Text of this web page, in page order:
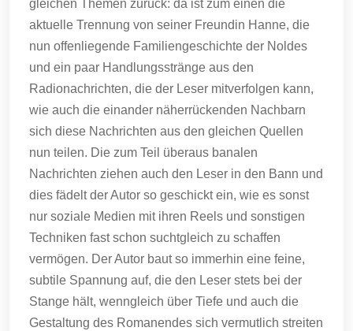
gleichen Themen zurück: da ist zum einen die
aktuelle Trennung von seiner Freundin Hanne, die
nun offenliegende Familiengeschichte der Noldes
und ein paar Handlungsstränge aus den
Radionachrichten, die der Leser mitverfolgen kann,
wie auch die einander näherrückenden Nachbarn
sich diese Nachrichten aus den gleichen Quellen
nun teilen. Die zum Teil überaus banalen
Nachrichten ziehen auch den Leser in den Bann und
dies fädelt der Autor so geschickt ein, wie es sonst
nur soziale Medien mit ihren Reels und sonstigen
Techniken fast schon suchtgleich zu schaffen
vermögen. Der Autor baut so immerhin eine feine,
subtile Spannung auf, die den Leser stets bei der
Stange hält, wenngleich über Tiefe und auch die
Gestaltung des Romanendes sich vermutlich streiten